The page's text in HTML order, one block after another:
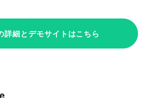
詳細とデモサイトはこちら